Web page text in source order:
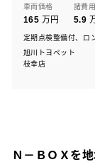
車両価格
165 万円
諸費用
5.9
定期点検整備付、ロ
旭川トヨペット
枝幸店
Ｎ－ＢＯＸを